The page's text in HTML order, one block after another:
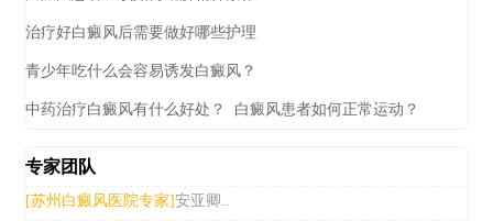
治疗好白癜风后需要做好哪些护理
青少年吃什么会容易诱发白癜风？
中药治疗白癜风有什么好处？ 白癜风患者如何正常运动？
专家团队
[苏州白癜风医院专家]安亚卿..